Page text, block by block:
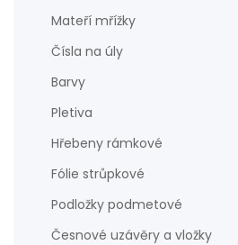
Mateří mřížky
Čísla na úly
Barvy
Pletiva
Hřebeny rámkové
Fólie strůpkové
Podložky podmetové
Česnové uzávěry a vložky